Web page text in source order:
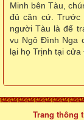
Minh bên Tàu,
đủ căn cứ.
người Tàu là để
vụ Ngô Đình Nga
lại họ Trịnh tại cửa
Trang thông